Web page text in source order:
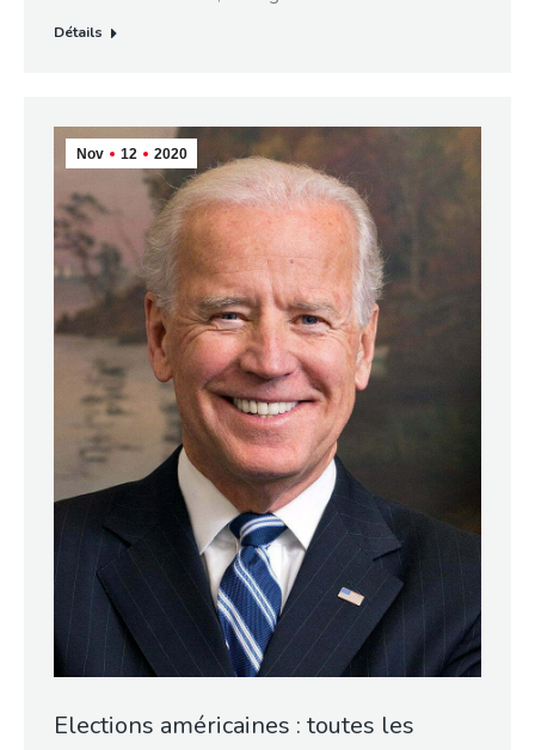
Détails
Nov 12 2020
Elections américaines : toutes les